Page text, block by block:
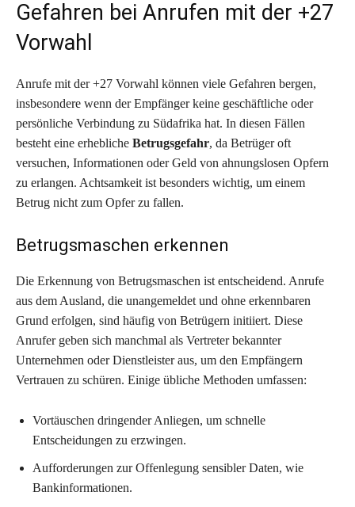
Gefahren bei Anrufen mit der +27
Vorwahl
Anrufe mit der +27 Vorwahl können viele Gefahren bergen,
insbesondere wenn der Empfänger keine geschäftliche oder
persönliche Verbindung zu Südafrika hat. In diesen Fällen
besteht eine erhebliche Betrugsgefahr, da Betrüger oft
versuchen, Informationen oder Geld von ahnungslosen Opfern
zu erlangen. Achtsamkeit ist besonders wichtig, um einem
Betrug nicht zum Opfer zu fallen.
Betrugsmaschen erkennen
Die Erkennung von Betrugsmaschen ist entscheidend. Anrufe
aus dem Ausland, die unangemeldet und ohne erkennbaren
Grund erfolgen, sind häufig von Betrügern initiiert. Diese
Anrufer geben sich manchmal als Vertreter bekannter
Unternehmen oder Dienstleister aus, um den Empfängern
Vertrauen zu schüren. Einige übliche Methoden umfassen:
Vortäuschen dringender Anliegen, um schnelle
Entscheidungen zu erzwingen.
Aufforderungen zur Offenlegung sensibler Daten, wie
Bankinformationen.